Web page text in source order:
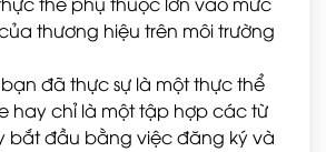
thương hiệu trên môi trường
đã thực sự là một thực thể
hay chỉ là một tập hợp các từ
bắt đầu bằng việc đăng ký và